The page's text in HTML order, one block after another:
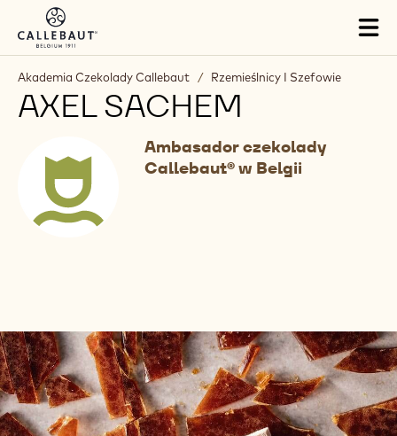
Skip to main content
Akademia Czekolady Callebaut / Rzemieślnicy I Szefowie
AXEL SACHEM
Ambasador czekolady
Callebaut® w Belgii